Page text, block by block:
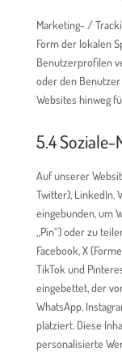
Marketing- /
Form der lokalen
Benutzerprofilen
oder den
Websites hinweg
5.4 Soziale-
Auf unserer
Twitter), LinkedIn,
eingebunden, um
„Pin“) oder zu
Facebook, X
TikTok und
eingebettet, der
WhatsApp,
platziert. Diese
personalisierte